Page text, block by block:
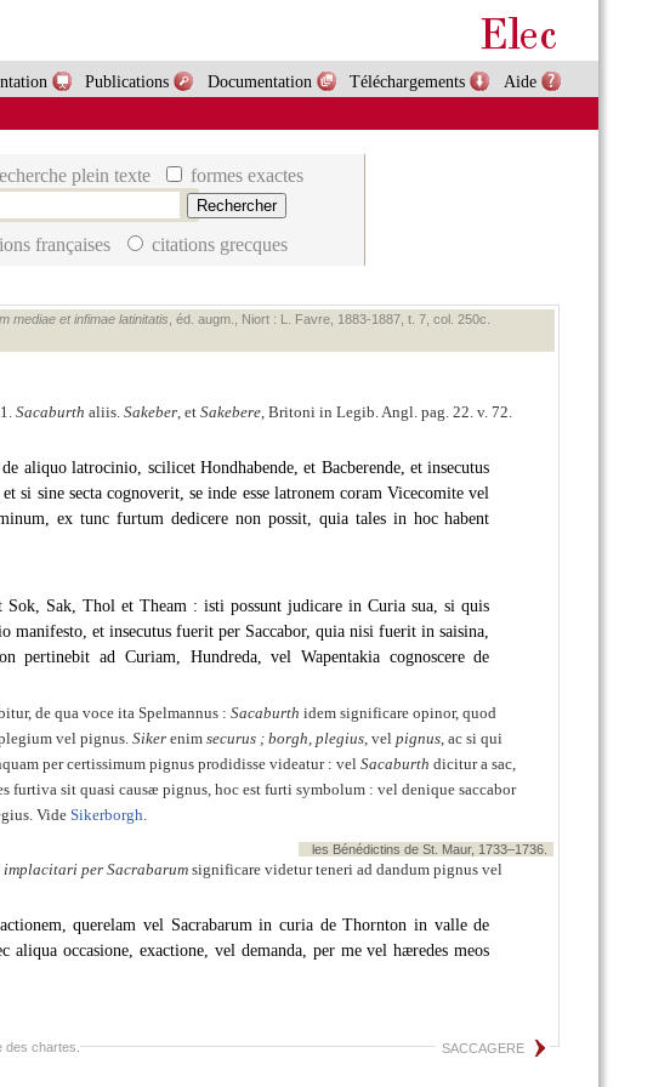
Aide
Téléchargements
Documentation
Publications
plein texte formes exactes
françaises citations grecques
mediae et infimae latinitatis , éd. augm., Niort : L. Favre, 1883‑1887, t. 7, col. 250c.
Sacaburth aliis. Sakeber, et Sakebere, Britoni in Legib. Angl. pag. 22. v. 72.
aliquo latrocinio, scilicet Hondhabende, et Bacberende, et insecutus
sine secta cognoverit, se inde esse latronem coram Vicecomite vel
ex tunc furtum dedicere non possit, quia tales in hoc habent
Sak, Thol et Theam : isti possunt judicare in Curia sua, si quis
et insecutus fuerit per Saccabor, quia nisi fuerit in saisina,
pertinebit ad Curiam, Hundreda, vel Wapentakia cognoscere de
de qua voce ita Spelmannus : Sacaburth idem significare opinor, quod
vel pignus. Sikerenim securus ; borgh, plegius, vel pignus, ac si qui
per certissimum pignus prodidisse videatur : vel Sacaburth dicitur a sac,
furtiva sit quasi causæ pignus, hoc est furti symbolum : vel denique saccabor
Vide Sikerborgh
les Bénédictins de St. Maur, 1733–1736.
implacitari per Sacrabarumsignificare videtur teneri ad dandum pignus vel
querelam vel Sacrabarum in curia de Thornton in valle de
occasione, exactione, vel demanda, per me vel hæredes meos
SACCAGERE
des chartes